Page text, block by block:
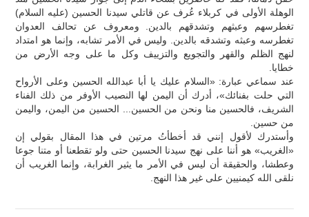
الوهلة الأولى في كربلاء عُرف عن قاتلي سيدنا الحسين (عليه السلام)
تغطرسهم وعبثهم وتشدقهم بالدين. ومعروف عن تحالف العدوان
تغطرسه وعبثه وتشدقه بالدين. وليس في الأمر تشابه، وإنما هو امتداد
لنهج الظلم والقهر والتجويع والتزييف وكل ما على وجه الأرض من
خطايا.
عند سماعي عبارة: «السلام عليك يا أبا عبدالله الحسين وعلى الأرواح
التي حلت بفنائك»، أدرك أن اليمن لها النصيب الأوفر من ذلك الفناء
الشريف، فالحسين منا ونحن من الحسين... الحسين من اليمن، واليمن
من حسين.
وأستدرك لأقول إنني قد أخطأتُ مرتين في هذا المقال بقولي إن
«الغريب» هو أننا على نهج سيدنا الحسين حتى ولو تقطعنا أو متنا جوعا
وعطشا، والحقيقة أن ليس في الأمر ما يثير الغرابة، وإنما الغريب أن
نلقى الله كيمنيين على غير هذا النهج.